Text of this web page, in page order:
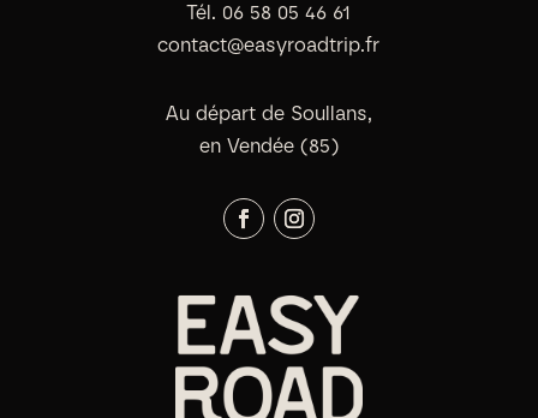
Tél. 06 58 05 46 61
contact@easyroadtrip.fr
Au départ de Soullans,
en Vendée (85)